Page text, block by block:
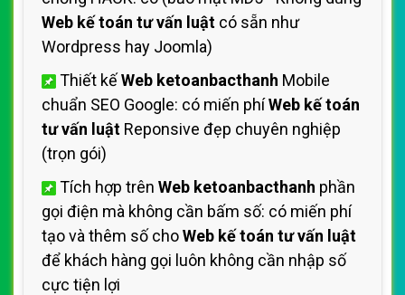
Web kế toán tư vấn luật có sẵn như
Wordpress hay Joomla)
Thiết kếWeb ketoanbacthanh Mobile
chuẩn SEO Google: có miến phíWeb kế toán
tư vấn luật Reponsive đẹp chuyên nghiệp
(trọn gói)
Tích hợp trên Web ketoanbacthanh phần
gọi điện mà không cần bấm số: có miến phí
tạo và thêm số choWeb kế toán tư vấn luật
để khách hàng gọi luôn không cần nhập số
cực tiện lợi